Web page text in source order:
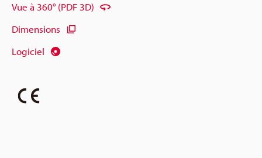
Vue à 360° (PDF 3D)
Dimensions
Logiciel